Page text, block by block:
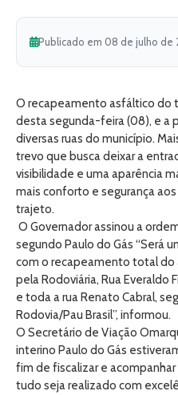
Publicado em 08 de julho de
O recapeamento asfáltico do
desta segunda-feira (08), e a
diversas ruas do município.
trevo que busca deixar a
visibilidade e uma aparência
mais conforto e segurança
trajeto.
O Governador assinou a
segundo Paulo do Gás “Será
com o recapeamento total
pela Rodoviária, Rua Everaldo
e toda a rua Renato Cabral,
Rodovia/Pau Brasil”, informou.
O Secretário de Viação
interino Paulo do Gás
fim de fiscalizar e
tudo seja realizado com